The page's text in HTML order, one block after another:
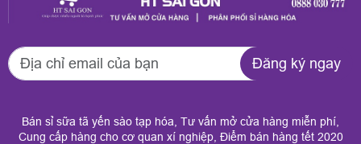
Đăng ký ngay
Bán sỉ sữa tã yến sào tạp hóa, Tư vấn mở cửa hàng miễn phí,
Cung cấp hàng cho cơ quan xí nghiệp, Điểm bán hàng tết 2020